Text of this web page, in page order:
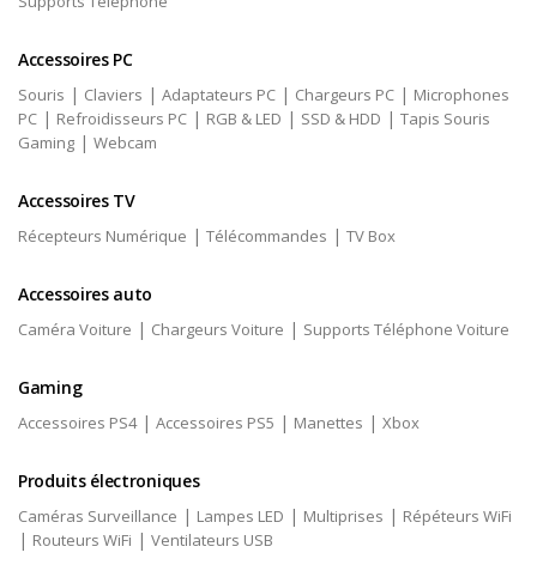
Accessoires PC
Souris | Claviers | Adaptateurs PC | Chargeurs PC | Microphones
PC | Refroidisseurs PC | RGB & LED | SSD & HDD | Tapis Souris
Gaming | Webcam
Accessoires TV
Récepteurs Numérique | Télécommandes | TV Box
Accessoires auto
Caméra Voiture | Chargeurs Voiture | Supports Téléphone Voiture
Gaming
Accessoires PS4| Accessoires PS5 | Manettes | Xbox
Produits électroniques
Caméras Surveillance | Lampes LED | Multiprises | Répéteurs WiFi
| Routeurs WiFi | Ventilateurs USB